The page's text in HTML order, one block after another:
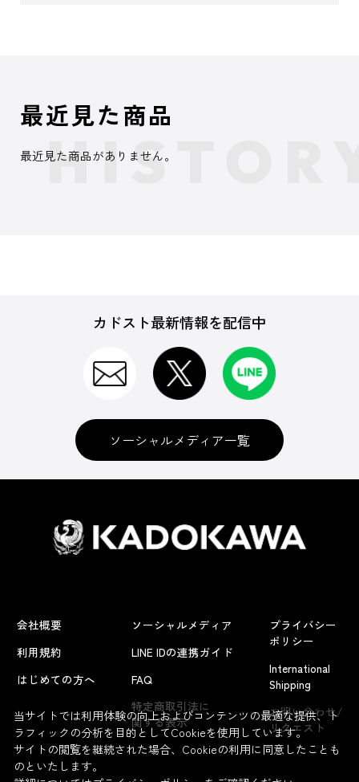
よくあるお問い合わせ
最近見た商品
最近見た商品がありません。
カドスト最新情報を配信中
ソーシャルメディア一覧
会社概要
利用規約
はじめての方へ
ソーシャルメディア
LINE IDの連携ガイド
FAQ
特定商取引法に
関する表示
プライバシー
ポリシー
International
Shipping
お問い合わせ/
リクエスト
当サイトでは利用体験の向上およびコンテンツの最適な提供、ト
ラフィックの分析を目的としてCookieを使用しています。
サイトの閲覧を継続された場合、Cookieの利用に同意したことも
のといたします。